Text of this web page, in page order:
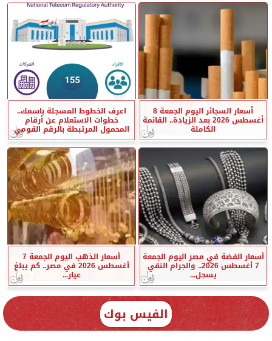
أسعار السجائر اليوم الجمعة 8
أغسطس 2026 بعد الزيادة.. القائمة
الكاملة
اعرف الخطوط المسجلة باسمك..
خطوات الاستعلام عن أرقام
المحمول المرتبطة بالرقم القومي
أسعار الفضة في مصر اليوم الجمعة
7 أغسطس 2026.. والجرام النقي
يسجل...
أسعار الذهب اليوم الجمعة 7
أغسطس 2026 في مصر.. كم يبلغ
عيار...
الفيس بوك